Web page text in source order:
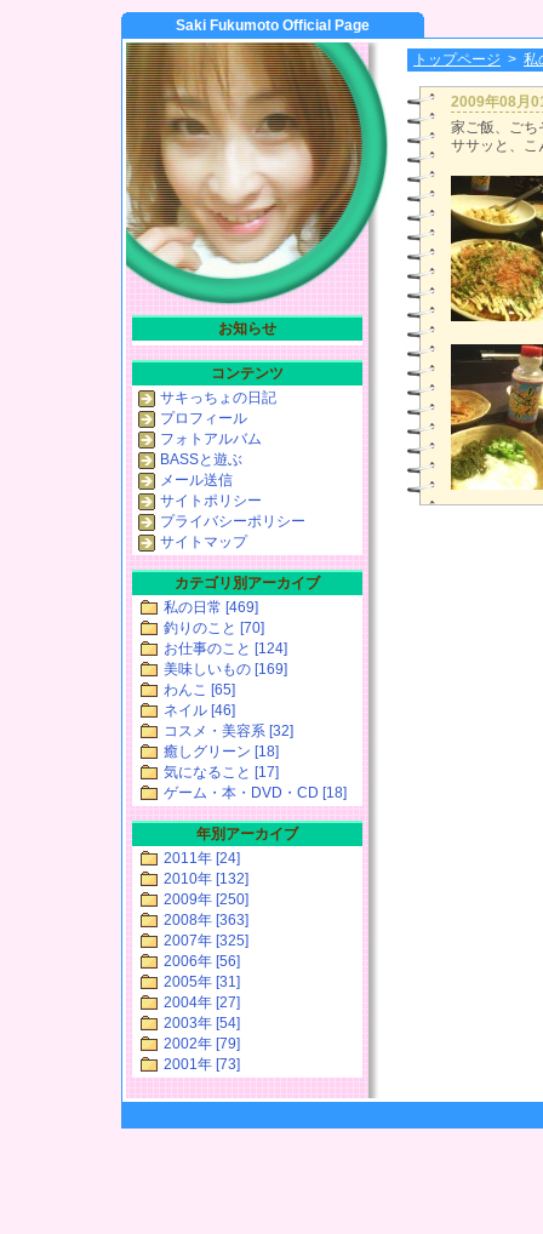
Saki Fukumoto Official Page
トップページ > 私
2009年08月
家ご飯、ごち
ササッと、こ
お知らせ
コンテンツ
サキっちょの日記
プロフィール
フォトアルバム
BASSと遊ぶ
メール送信
サイトポリシー
プライバシーポリシー
サイトマップ
カテゴリ別アーカイブ
私の日常 [469]
釣りのこと [70]
お仕事のこと [124]
美味しいもの [169]
わんこ [65]
ネイル [46]
コスメ・美容系 [32]
癒しグリーン [18]
気になること [17]
ゲーム・本・DVD・CD [18]
年別アーカイブ
2011年 [24]
2010年 [132]
2009年 [250]
2008年 [363]
2007年 [325]
2006年 [56]
2005年 [31]
2004年 [27]
2003年 [54]
2002年 [79]
2001年 [73]